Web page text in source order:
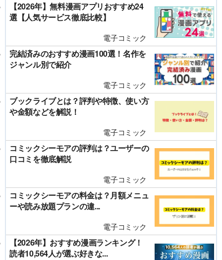
【2026年】無料漫画アプリおすすめ24
選【人気サービス徹底比較】
電子コミック
完結済みのおすすめ漫画100選！名作を
ジャンル別で紹介
電子コミック
ブックライブとは？評判や特徴、使い方
や金額などを解説！
電子コミック
コミックシーモアの評判は？ユーザーの
口コミを徹底解説
電子コミック
コミックシーモアの料金は？月額メニュ
ーや読み放題プランの違...
電子コミック
【2026年】おすすめ漫画ランキング！
読者10,564人が選ぶ好きな...